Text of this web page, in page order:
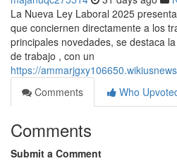
La Nueva Ley Laboral 2025
que conciernen directamente a los
principales novedades, se destaca
de trabajo , con un
https://
Comments
Who
Comments
Submit a Comment